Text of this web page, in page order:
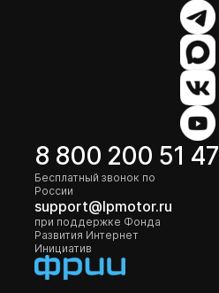
8 800 200 51 47
Бесплатный звонок по
России
support@lpmotor.ru
при поддержке Фонда
Развития Интернет
Инициатив